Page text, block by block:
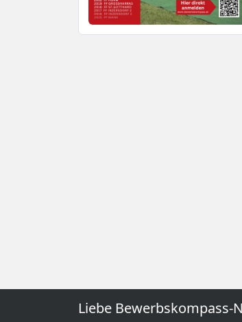
Liebe Bewerbskompass-